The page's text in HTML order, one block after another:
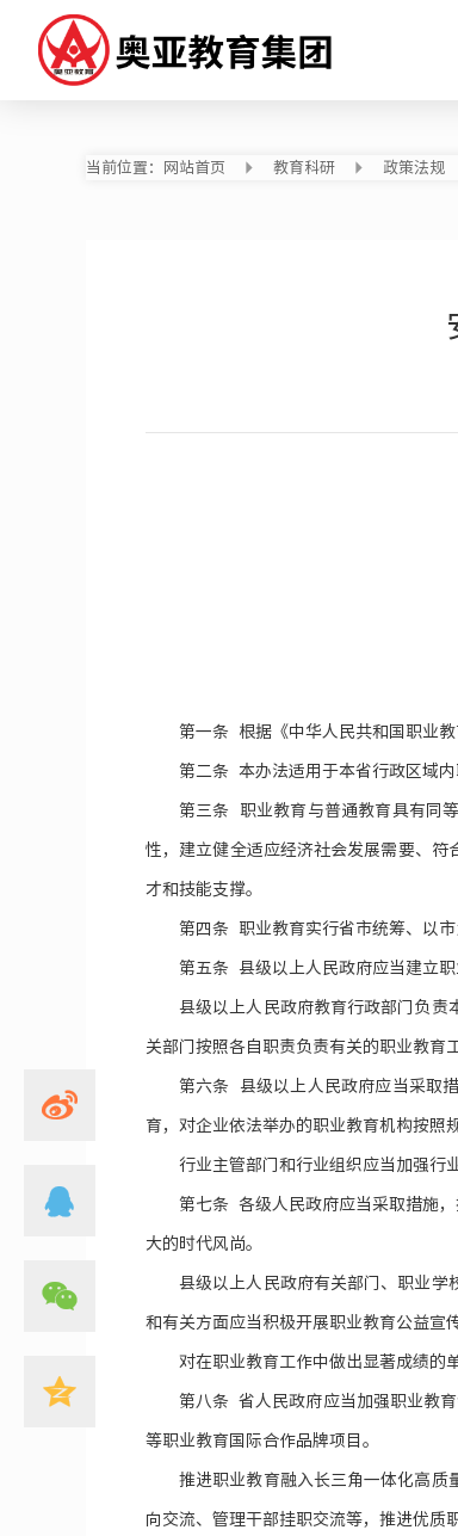
当前位置： 网站首页 教育科研 政策法规
第一条 根据《中华人民共和国职业教
第二条 本办法适用于本省行政区域内
第三条 职业教育与普通教育具有同
性，建立健全适应经济社会发展需要、
才和技能支撑。
第四条 职业教育实行省市统筹、以
第五条 县级以上人民政府应当建立
县级以上人民政府教育行政部门负责
关部门按照各自职责负责有关的职业教育工
第六条 县级以上人民政府应当采取
育，对企业依法举办的职业教育机构按照
行业主管部门和行业组织应当加强行
第七条 各级人民政府应当采取措施
大的时代风尚。
县级以上人民政府有关部门、职业学
和有关方面应当积极开展职业教育公益宣
对在职业教育工作中做出显著成绩的
第八条 省人民政府应当加强职业教
等职业教育国际合作品牌项目。
推进职业教育融入长三角一体化高质
向交流、管理干部挂职交流等，推进优质